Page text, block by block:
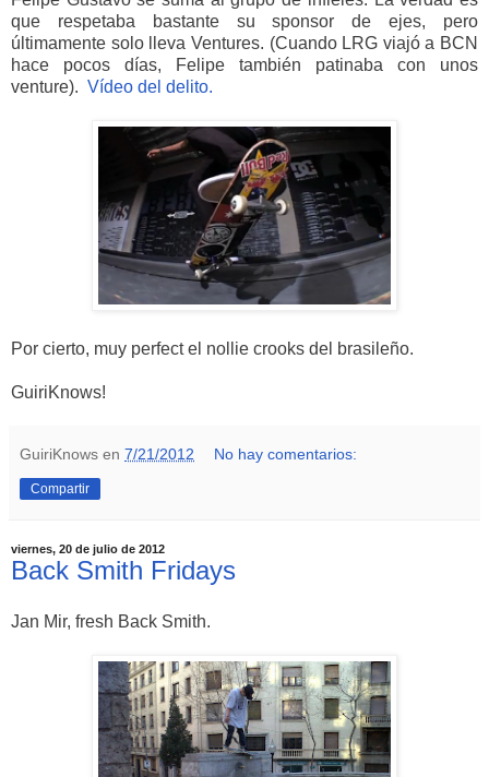
que respetaba bastante su sponsor de ejes, pero
últimamente solo lleva Ventures. (Cuando LRG viajó a BCN
hace pocos días, Felipe también patinaba con unos
venture). Vídeo del delito.
Por cierto, muy perfect el nollie crooks del brasileño.
GuiriKnows!
GuiriKnows en 7/21/2012 No hay comentarios:
Compartir
viernes, 20 de julio de 2012
Back Smith Fridays
Jan Mir, fresh Back Smith.